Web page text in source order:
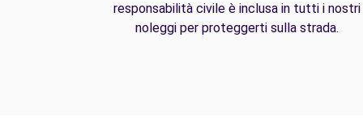
responsabilità civile è inclusa in tutti i nostri
noleggi per proteggerti sulla strada.